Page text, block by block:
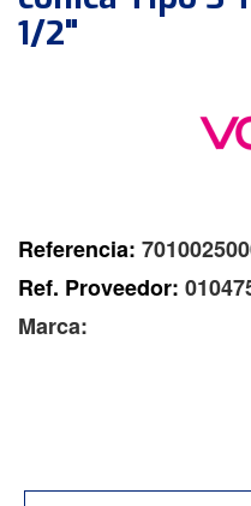
1/2"
Referencia:
Ref. Proveedor:
Marca: